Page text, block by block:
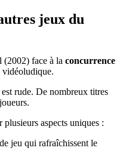
jeux du
(2002) face à la concurrence
vidéoludique.
rude. De nombreux titres
aspects uniques :
jeu qui rafraîchissent le